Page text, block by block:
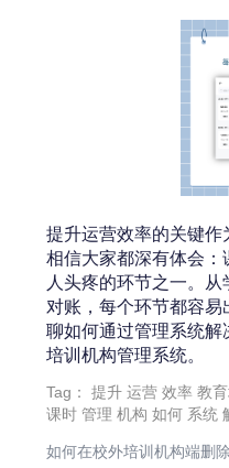
提升运营效率的关键作
相信大家都深有体会
人头疼的环节之一。
对账，每个环节都容
聊如何通过管理系统
培训机构管理系统。
Tag：提升 运营 效率 教
课时 管理 机构 如何 系统
如何在校外培训机构端删